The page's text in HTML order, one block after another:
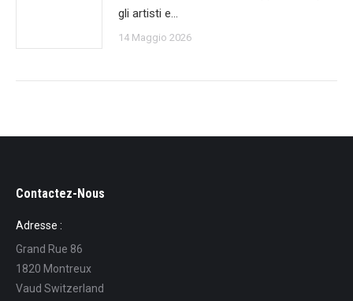
gli artisti e…
14 Maggio 2026
Contactez-Nous
Adresse :
Grand Rue 86
1820 Montreux
Vaud Switzerland